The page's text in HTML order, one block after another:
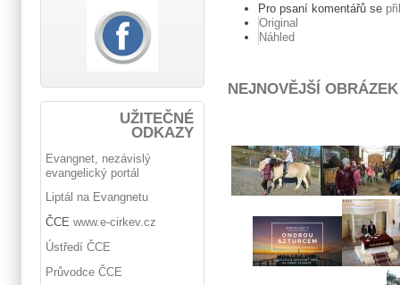
Pro psaní komentářů se
Original
Náhled
NEJNOVĚJŠÍ OBRÁZEK
UŽITEČNÉ
ODKAZY
Evangnet, nezávislý
evangelický portál
Liptál na Evangnetu
ČCE www.e-cirkev.cz
Ústředí ČCE
Průvodce ČCE